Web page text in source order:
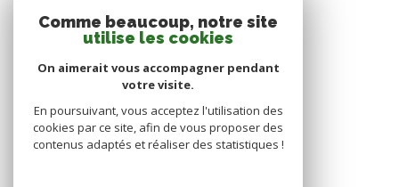
Cookies
Comme beaucoup, notre site
utilise les cookies
On aimerait vous accompagner pendant
votre visite.
En poursuivant, vous acceptez l'utilisation des
cookies par ce site, afin de vous proposer des
contenus adaptés et réaliser des statistiques !